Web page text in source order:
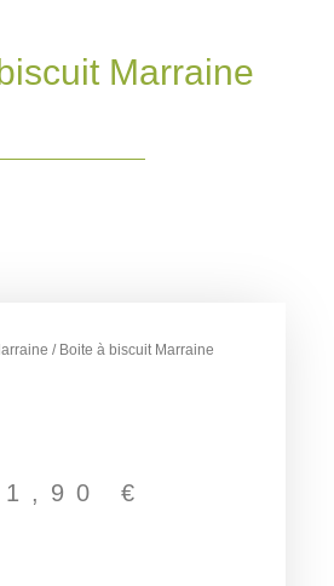
Marraine
/ Boite à biscuit Marraine
€